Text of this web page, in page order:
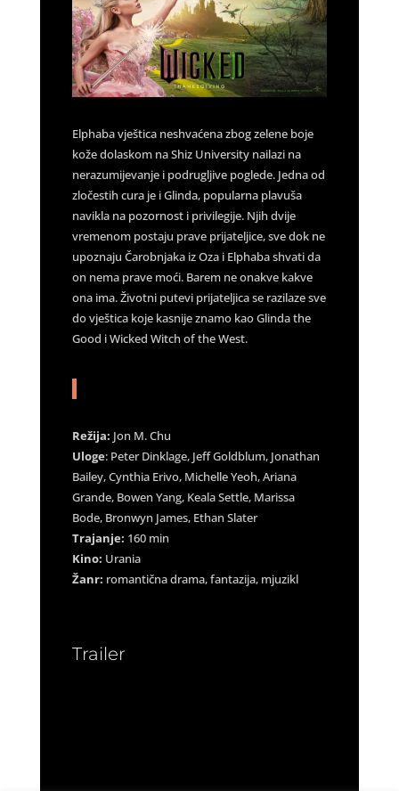
Elphaba vještica neshvaćena zbog zelene boje
kože dolaskom na Shiz University nailazi na
nerazumijevanje i podrugljive poglede. Jedna od
zločestih cura je i Glinda, popularna plavuša
navikla na pozornost i privilegije. Njih dvije
vremenom postaju prave prijateljice, sve dok ne
upoznaju Čarobnjaka iz Oza i Elphaba shvati da
on nema prave moći. Barem ne onakve kakve
ona ima. Životni putevi prijateljica se razilaze sve
do vještica koje kasnije znamo kao Glinda the
Good i Wicked Witch of the West.
Režija: Jon M. Chu
Uloge: Peter Dinklage, Jeff Goldblum, Jonathan
Bailey, Cynthia Erivo, Michelle Yeoh, Ariana
Grande, Bowen Yang, Keala Settle, Marissa
Bode, Bronwyn James, Ethan Slater
Trajanje: 160 min
Kino: Urania
Žanr: romantična drama, fantazija, mjuzikl
Trailer